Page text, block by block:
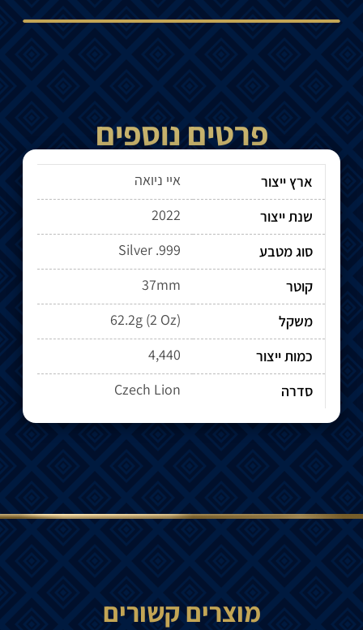
פרטים נוספים
ארץ ייצור
איי ניואה
שנת ייצור
2022
סוג מטבע
Silver .999
קוטר
37mm
משקל
62.2g (2 Oz)
כמות ייצור
4,440
סדרה
Czech Lion
מוצרים קשורים